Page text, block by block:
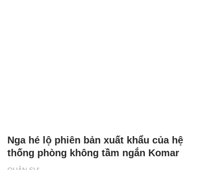
Nga hé lộ phiên bản xuất khẩu của hệ
thống phòng không tầm ngắn Komar